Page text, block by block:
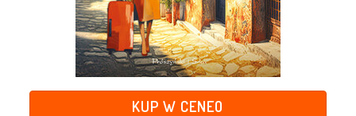
KUP W CENEO